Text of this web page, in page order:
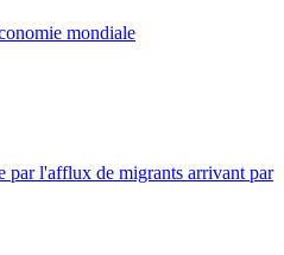
mondiale
par l'afflux de migrants arrivant par